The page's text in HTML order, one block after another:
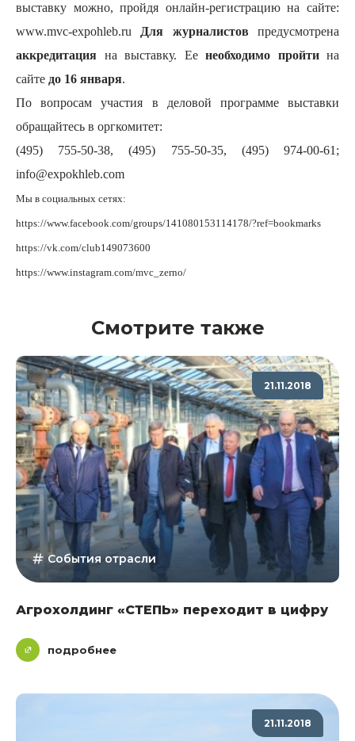
выставку можно, пройдя онлайн-регистрацию на сайте:
www.mvc-expohleb.ru
Для журналистов предусмотрена
аккредитация на выставку. Ее необходимо пройтина
сайте до 16 января.
По вопросам участия в деловой программе выставки
обращайтесь в оргкомитет:
(495) 755-50-38, (495) 755-50-35, (495) 974-00-61;
info@expokhleb.com
Мы в социальных сетях:
https://www.facebook.com/groups/141080153114178/?ref=bookmarks
https://vk.com/club149073600
https://www.instagram.com/mvc_zerno/
Смотрите также
21.11.2018
События отрасли
Агрохолдинг «СТЕПЬ» переходит в цифру
подробнее
21.11.2018